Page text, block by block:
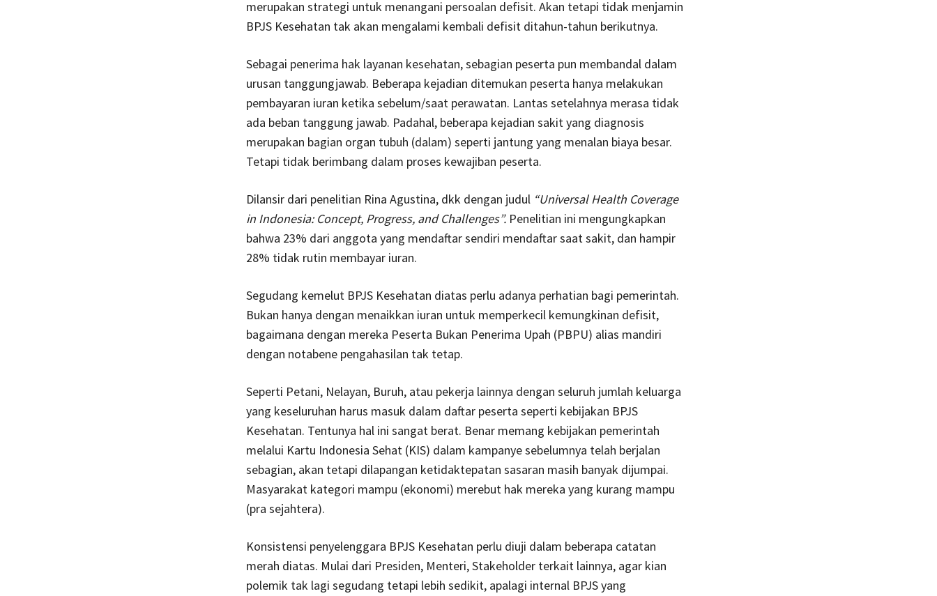
merupakan strategi untuk menangani persoalan defisit. Akan tetapi tidak menjamin
BPJS Kesehatan tak akan mengalami kembali defisit ditahun-tahun berikutnya.
Sebagai penerima hak layanan kesehatan, sebagian peserta pun membandal dalam
urusan tanggungjawab. Beberapa kejadian ditemukan peserta hanya melakukan
pembayaran iuran ketika sebelum/saat perawatan. Lantas setelahnya merasa tidak
ada beban tanggung jawab. Padahal, beberapa kejadian sakit yang diagnosis
merupakan bagian organ tubuh (dalam) seperti jantung yang menalan biaya besar.
Tetapi tidak berimbang dalam proses kewajiban peserta.
Dilansir dari penelitian Rina Agustina, dkk dengan judul “Universal Health Coverage
in Indonesia: Concept, Progress, and Challenges”.Penelitian ini mengungkapkan
bahwa 23% dari anggota yang mendaftar sendiri mendaftar saat sakit, dan hampir
28% tidak rutin membayar iuran.
Segudang kemelut BPJS Kesehatan diatas perlu adanya perhatian bagi pemerintah.
Bukan hanya dengan menaikkan iuran untuk memperkecil kemungkinan defisit,
bagaimana dengan mereka Peserta Bukan Penerima Upah (PBPU) alias mandiri
dengan notabene pengahasilan tak tetap.
Seperti Petani, Nelayan, Buruh, atau pekerja lainnya dengan seluruh jumlah keluarga
yang keseluruhan harus masuk dalam daftar peserta seperti kebijakan BPJS
Kesehatan. Tentunya hal ini sangat berat. Benar memang kebijakan pemerintah
melalui Kartu Indonesia Sehat (KIS) dalam kampanye sebelumnya telah berjalan
sebagian, akan tetapi dilapangan ketidaktepatan sasaran masih banyak dijumpai.
Masyarakat kategori mampu (ekonomi) merebut hak mereka yang kurang mampu
(pra sejahtera).
Konsistensi penyelenggara BPJS Kesehatan perlu diuji dalam beberapa catatan
merah diatas. Mulai dari Presiden, Menteri, Stakeholder terkait lainnya, agar kian
polemik tak lagi segudang tetapi lebih sedikit, apalagi internal BPJS yang